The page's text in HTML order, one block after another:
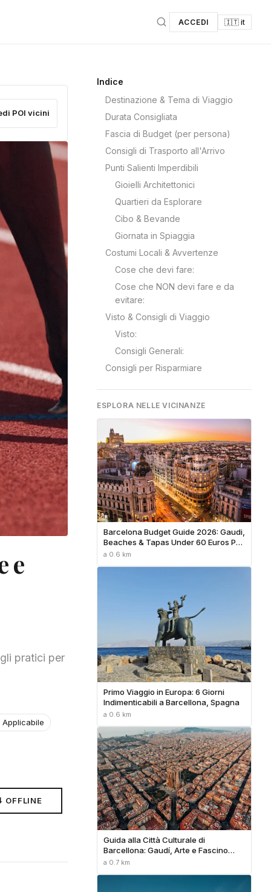
ACCEDI 🇮🇹 it
POI vicini
e
pratici per
Applicabile
OFFLINE
Indice
Destinazione & Tema di Viaggio
Durata Consigliata
Fascia di Budget (per persona)
Consigli di Trasporto all'Arrivo
Punti Salienti Imperdibili
Gioielli Architettonici
Quartieri da Esplorare
Cibo & Bevande
Giornata in Spiaggia
Costumi Locali & Avvertenze
Cose che devi fare:
Cose che NON devi fare e da
evitare:
Visto & Consigli di Viaggio
Visto:
Consigli Generali:
Consigli per Risparmiare
ESPLORA NELLE VICINANZE
Barcelona Budget Guide 2026: Gaudi,
Beaches & Tapas Under 60 Euros Per
Day
a 0.6 km
Primo Viaggio in Europa: 6 Giorni
Indimenticabili a Barcellona, Spagna
a 0.6 km
Guida alla Città Culturale di
Barcellona: Gaudí, Arte e Fascino
Mediterraneo
a 0.7 km